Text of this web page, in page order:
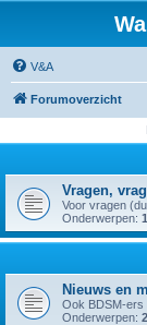
V&A
Forumoverzicht
Vragen,
Voor vragen
Onderwerpen:
Nieuws en
Ook BDSM-ers
Onderwerpen: